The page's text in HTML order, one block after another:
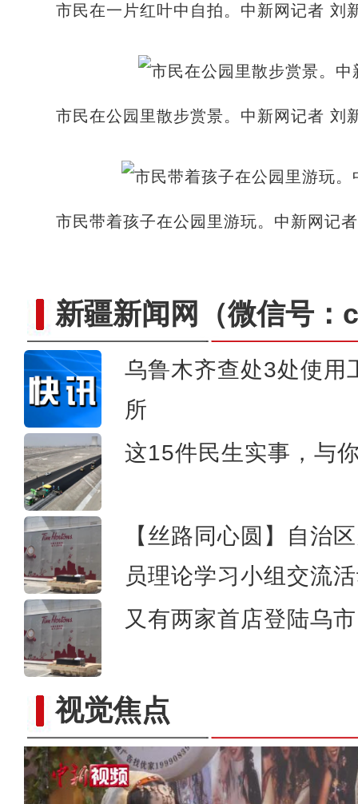
市民在一片红叶中自拍。中新网记者 刘
市民在公园里散步赏景。中新网记者 刘
市民带着孩子在公园里游玩。中新网记
新疆新闻网 （微信号
乌鲁木齐查处3处使用
所
这15件民生实事，与
【丝路同心圆】自治
员理论学习小组交流
又有两家首店登陆乌
视觉焦点实拍晨雾中的新疆昭苏